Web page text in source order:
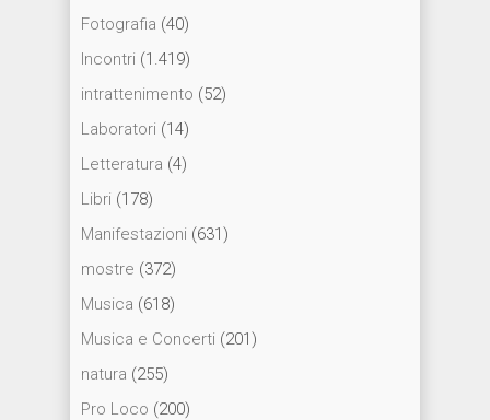
Fotografia (40)
Incontri (1.419)
intrattenimento (52)
Laboratori (14)
Letteratura (4)
Libri (178)
Manifestazioni (631)
mostre (372)
Musica (618)
Musica e Concerti (201)
natura (255)
Pro Loco (200)